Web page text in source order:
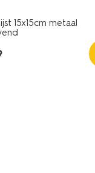
15x15cm metaal